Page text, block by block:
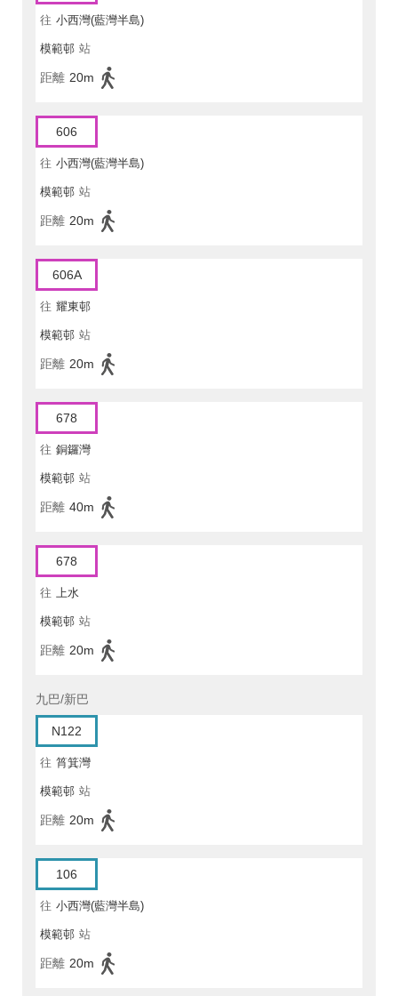
往 小西灣(藍灣半島)
模範邨 站
距離 20m
606
往 小西灣(藍灣半島)
模範邨 站
距離 20m
606A
往 耀東邨
模範邨 站
距離 20m
678
往 銅鑼灣
模範邨 站
距離 40m
678
往 上水
模範邨 站
距離 20m
九巴/新巴
N122
往 筲箕灣
模範邨 站
距離 20m
106
往 小西灣(藍灣半島)
模範邨 站
距離 20m